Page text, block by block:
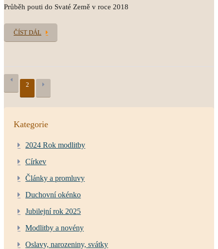
Průběh pouti do Svaté Země v roce 2018
ČÍST DÁL
2
Kategorie
2024 Rok modlitby
Církev
Články a promluvy
Duchovní okénko
Jubilejní rok 2025
Modlitby a novény
Oslavy, narozeniny, svátky